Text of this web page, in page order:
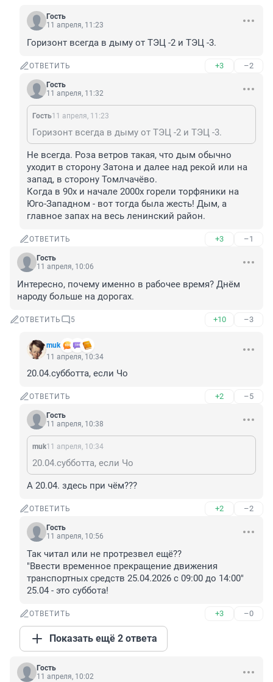
Гость
11 апреля, 11:23
Горизонт всегда в дыму от ТЭЦ -2 и ТЭЦ -3.
ОТВЕТИТЬ +3 –2
Гость
11 апреля, 11:32
Гость11 апреля, 11:23
Горизонт всегда в дыму от ТЭЦ -2 и ТЭЦ -3.
Не всегда. Роза ветров такая, что дым обычно
уходит в сторону Затона и далее над рекой или на
запад, в сторону Томлчачёво.
Когда в 90х и начале 2000х горели торфяники на
Юго-Западном - вот тогда была жесть! Дым, а
главное запах на весь ленинский район.
ОТВЕТИТЬ +3 –1
Гость
11 апреля, 10:06
Интересно, почему именно в рабочее время? Днём
народу больше на дорогах.
ОТВЕТИТЬ 5 +10 –3
muk
11 апреля, 10:34
20.04.субботта, если Чо
ОТВЕТИТЬ +2 –5
Гость
11 апреля, 10:38
muk11 апреля, 10:34
20.04.субботта, если Чо
А 20.04. здесь при чём???
ОТВЕТИТЬ +2 –2
Гость
11 апреля, 10:56
Так читал или не протрезвел ещё??
"Ввести временное прекращение движения
транспортных средств 25.04.2026 с 09:00 до 14:00"
25.04 - это суббота!
ОТВЕТИТЬ +3 –0
Показать ещё 2 ответа
Гость
11 апреля, 10:02